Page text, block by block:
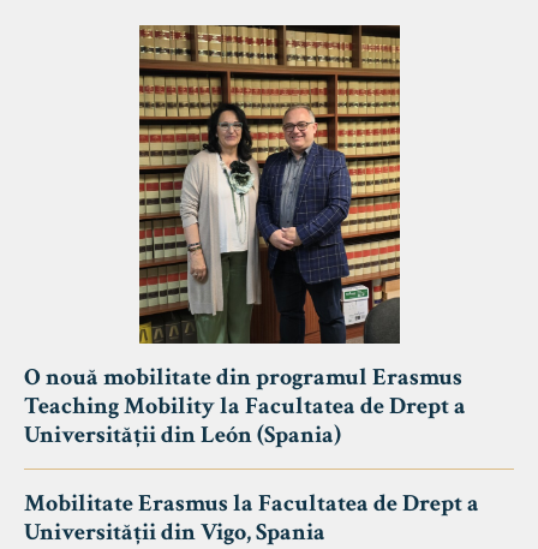
O nouă mobilitate din programul Erasmus
Teaching Mobility la Facultatea de Drept a
Universității din León (Spania)
Mobilitate Erasmus la Facultatea de Drept a
Universității din Vigo, Spania